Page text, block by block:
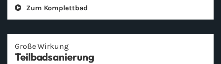
Zum Kom­plett­bad
Große Wir­kung
Teil­bad­sa­nie­rung